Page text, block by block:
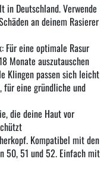
in Deutschland. Verwende
an deinem Rasierer
Für eine optimale Rasur
Monate auszutauschen
Klingen passen sich leicht
für eine gründliche und
die deine Haut vor
Kompatibel mit den
50, 51 und 52. Einfach mit